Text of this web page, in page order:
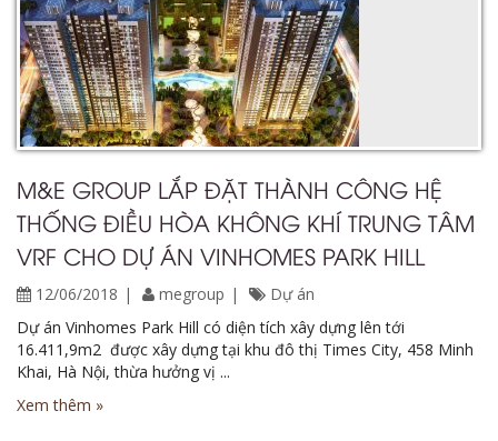
M&E GROUP LẮP ĐẶT THÀNH CÔNG HỆ
THỐNG ĐIỀU HÒA KHÔNG KHÍ TRUNG TÂM
VRF CHO DỰ ÁN VINHOMES PARK HILL
12/06/2018 megroup
Dự án
Dự án Vinhomes Park Hill có diện tích xây dựng lên tới
16.411,9m2 được xây dựng tại khu đô thị Times City, 458 Minh
Khai, Hà Nội, thừa hưởng vị ...
Xem thêm »